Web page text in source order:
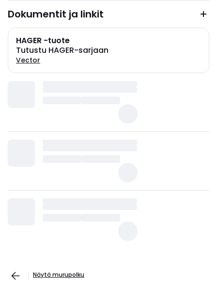
Dokumentit ja linkit
HAGER -tuote
Tutustu HAGER-sarjaan
Vector
Näytä murupolku